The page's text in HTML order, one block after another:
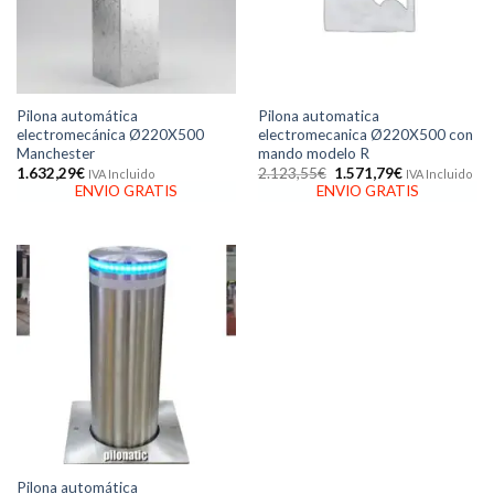
Pilona automática
electromecánica Ø220X500
Manchester
1.632,29€ IVA Incluido
ENVIO GRATIS
Pilona automatica
electromecanica Ø220X500 con
mando modelo R
2.123,55€ El
precio
original
1.571,79€El
precio
actual
IVA Incluido
ENVIO GRATIS
Pilona automática